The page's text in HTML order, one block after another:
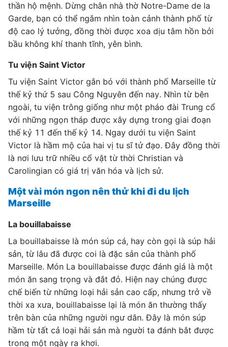
thần hộ mệnh. Dừng chân nhà thờ Notre-Dame de la
Garde, bạn có thể ngắm nhìn toàn cảnh thành phố từ
độ cao lý tưởng, đồng thời được xoa dịu tâm hồn bởi
bầu không khí thanh tĩnh, yên bình.
Tu viện Saint Victor
Tu viện Saint Victor gắn bó với thành phố Marseille từ
thế kỷ thứ 5 sau Công Nguyên đến nay. Nhìn từ bên
ngoài, tu viện trông giống như một pháo đài Trung cổ
với những ngọn tháp được xây dựng trong giai đoạn
thế kỷ 11 đến thế kỷ 14. Ngay dưới tu viện Saint
Victor là hầm mộ của hai vị tu sĩ tử đạo. Đây đồng thời
là nơi lưu trữ nhiều cổ vật từ thời Christian và
Carolingian có giá trị văn hóa và lịch sử.
Một vài món ngon nên thử khi đi du lịch
Marseille
La bouillabaisse
La bouillabaisse là món súp cá, hay còn gọi là súp hải
sản, từ lâu đã được coi là đặc sản của thành phố
Marseille. Món La bouillabaisse được đánh giá là một
món ăn sang trọng và đắt đỏ. Hiện nay chúng được
chế biến từ những loại hải sản cao cấp, nhưng trở về
thời xa xưa, bouillabaisse lại là món ăn thường thấy
trên bàn của những người ngư dân. Đây là món súp
hầm từ tất cả loại hải sản mà người ta đánh bắt được
trong một ngày ra khơi.